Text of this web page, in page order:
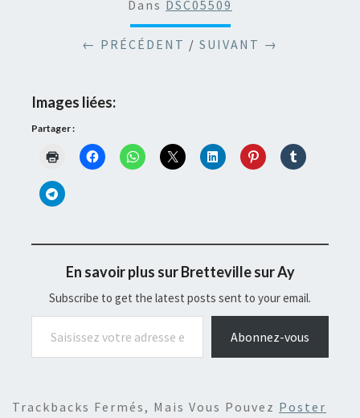
Dans DSC05509
← PRÉCÉDENT / SUIVANT →
Images liées:
Partager :
En savoir plus sur Bretteville sur Ay
Subscribe to get the latest posts sent to your email.
Saisissez votre adresse e-mail…
Abonnez-vous
Trackbacks Fermés, Mais Vous Pouvez Poster